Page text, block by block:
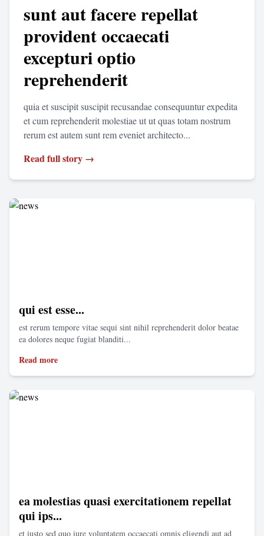
sunt aut facere repellat
provident occaecati
excepturi optio
reprehenderit
quia et suscipit suscipit recusandae consequuntur expedita
et cum reprehenderit molestiae ut ut quas totam nostrum
rerum est autem sunt rem eveniet architecto...
Read full story →
qui est esse...
est rerum tempore vitae sequi sint nihil reprehenderit dolor beatae
ea dolores neque fugiat blanditi...
Read more
ea molestias quasi exercitationem repellat
qui ips...
et iusto sed quo iure voluptatem occaecati omnis eligendi aut ad